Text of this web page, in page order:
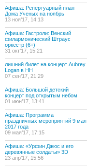
Афиша: Репертуарный план
Дома Ученых на ноябрь
13 ноя’17, 14:13
Афиша: Гастроли: Венский
филармонический Штраус
оркестр (6+)
31 окт’17, 15:21
лишний билет на концерт Aubrey
Logan в НН
07 сен’17, 21:29
Афиша: Большой детский
концерт под открытым небом
01 июн’17, 13:41
Афиша: Программа
праздничных мероприятий 9 мая
2017 года
09 мая’17, 17:15
Афиша: «Урфин Джюс и его
деревянные солдаты» 3D
23 апр’17, 15:56